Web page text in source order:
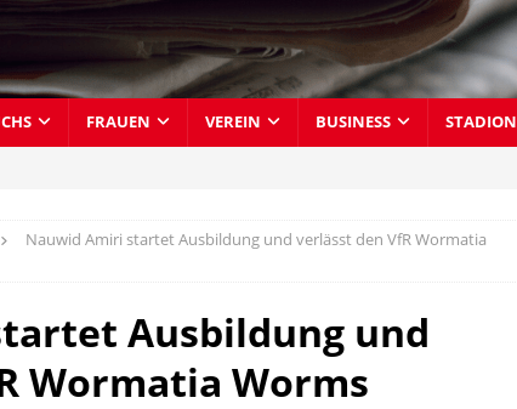
FRAUEN VEREIN BUSINESS STADION
Nauwid Amiri startet Ausbildung und verlässt den VfR Wormatia
Ausbildung und
Wormatia Worms